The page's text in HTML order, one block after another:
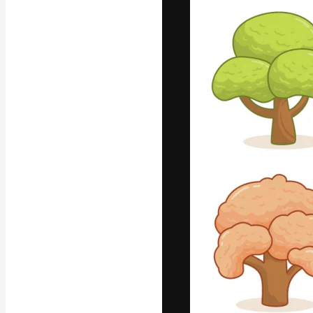
La plataforma
trabajo. Más
entre
estudios.
Español
Copyright ©